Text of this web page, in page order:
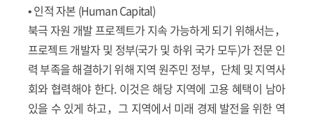
• 인적 자본 (Human Capital)
북극 자원 개발 프로젝트가 지속 가능하게 되기 위해서는，
프로젝트 개발자 및 정부(국가 및 하위 국가 모두)가 전문 인
력 부족을 해결하기 위해 지역 원주민 정부，단체 및 지역사
회와 협력해야 한다. 이것은 해당 지역에 고용 혜택이 남아
있을 수 있게 하고，그 지역에서 미래 경제 발전을 위한 역